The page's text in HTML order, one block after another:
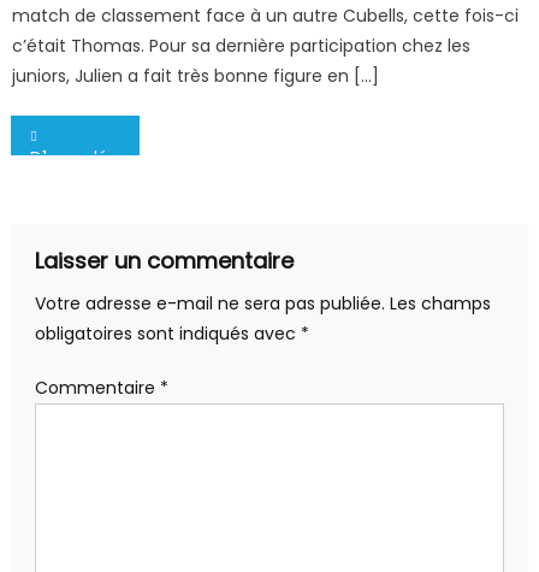
match de classement face à un autre Cubells, cette fois-ci
c’était Thomas. Pour sa dernière participation chez les
juniors, Julien a fait très bonne figure en […]
Navigation
D1 : un déplacement compliqué
Laisser un commentaire
Votre adresse e-mail ne sera pas publiée. Les champs
obligatoires sont indiqués avec *
Commentaire *